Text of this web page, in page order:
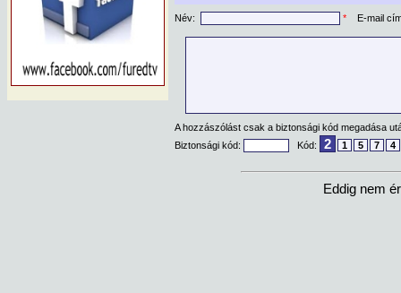
Név: * E-mail
A hozzászólást csak a biztonsági kód megadása
Biztonsági kód:
Kód: 2 1 5 7 4
Eddig nem